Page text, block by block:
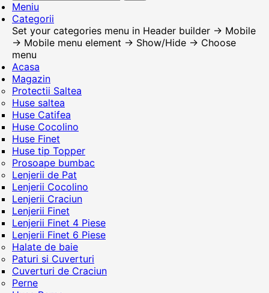
Meniu
Categorii
Set your categories menu in Header builder -> Mobile
-> Mobile menu element -> Show/Hide -> Choose
menu
Acasa
Magazin
Protectii Saltea
Huse saltea
Huse Catifea
Huse Cocolino
Huse Finet
Huse tip Topper
Prosoape bumbac
Lenjerii de Pat
Lenjerii Cocolino
Lenjerii Craciun
Lenjerii Finet
Lenjerii Finet 4 Piese
Lenjerii Finet 6 Piese
Halate de baie
Paturi si Cuverturi
Cuverturi de Craciun
Perne